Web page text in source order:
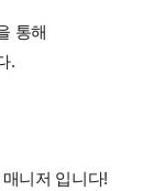
통해
.
니저 입니다!